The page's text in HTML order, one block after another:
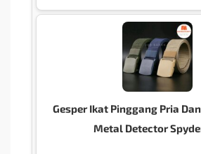
Gesper Ikat Pinggang Pria
Metal Detector